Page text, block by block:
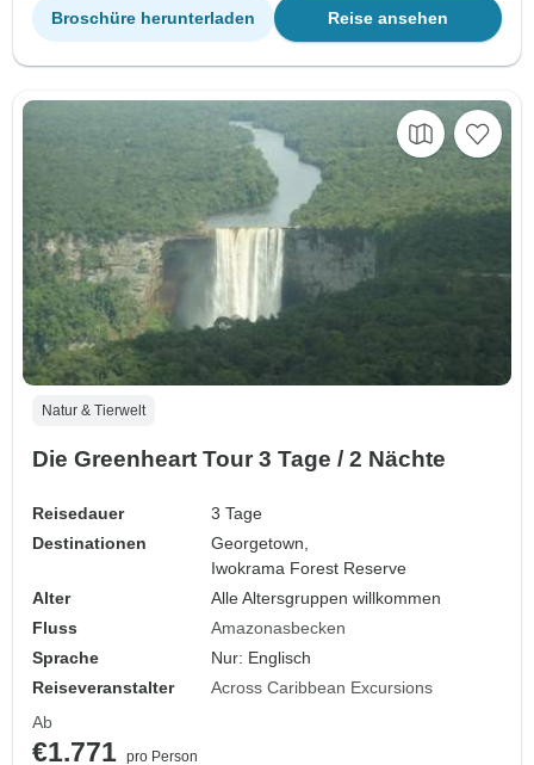
Reise ansehen
Broschüre herunterladen
Natur & Tierwelt
Die Greenheart Tour 3 Tage / 2 Nächte
Reisedauer
3 Tage
Destinationen
Georgetown,
Iwokrama Forest Reserve
Alter
Alle Altersgruppen willkommen
Fluss
Amazonasbecken
Sprache
Nur: Englisch
Reiseveranstalter
Across Caribbean Excursions
Ab
€1.771 pro Person